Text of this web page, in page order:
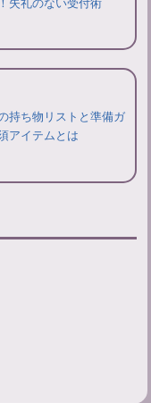
持ち物リストと準備ガ
アイテムとは